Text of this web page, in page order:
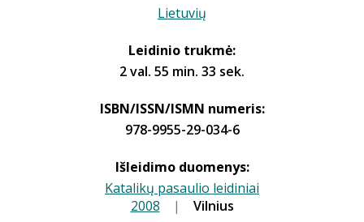
Lietuvių
Leidinio trukmė:
2 val. 55 min. 33 sek.
ISBN/ISSN/ISMN numeris:
978-9955-29-034-6
Išleidimo duomenys:
Katalikų pasaulio leidiniai
2008 | Vilnius